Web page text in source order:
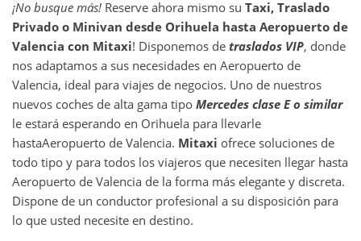
¡No busque más! Reserve ahora mismo su Taxi, Traslado
Privado o Minivan desde Orihuela hasta Aeropuerto de
Valencia con Mitaxi! Disponemos de traslados VIP, donde
nos adaptamos a sus necesidades en Aeropuerto de
Valencia, ideal para viajes de negocios. Uno de nuestros
nuevos coches de alta gama tipo Mercedes clase E o similar
le estará esperando en Orihuela para llevarle
hastaAeropuerto de Valencia. Mitaxi ofrece soluciones de
todo tipo y para todos los viajeros que necesiten llegar hasta
Aeropuerto de Valencia de la forma más elegante y discreta.
Dispone de un conductor profesional a su disposición para
lo que usted necesite en destino.